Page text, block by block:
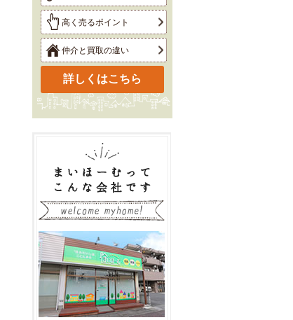
高く売るポイント
仲介と買取の違い
詳しくはこちら